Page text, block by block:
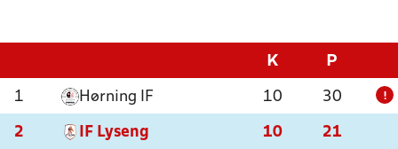
K P
1 Hørning IF 10 30 !
2 IF Lyseng 10 21